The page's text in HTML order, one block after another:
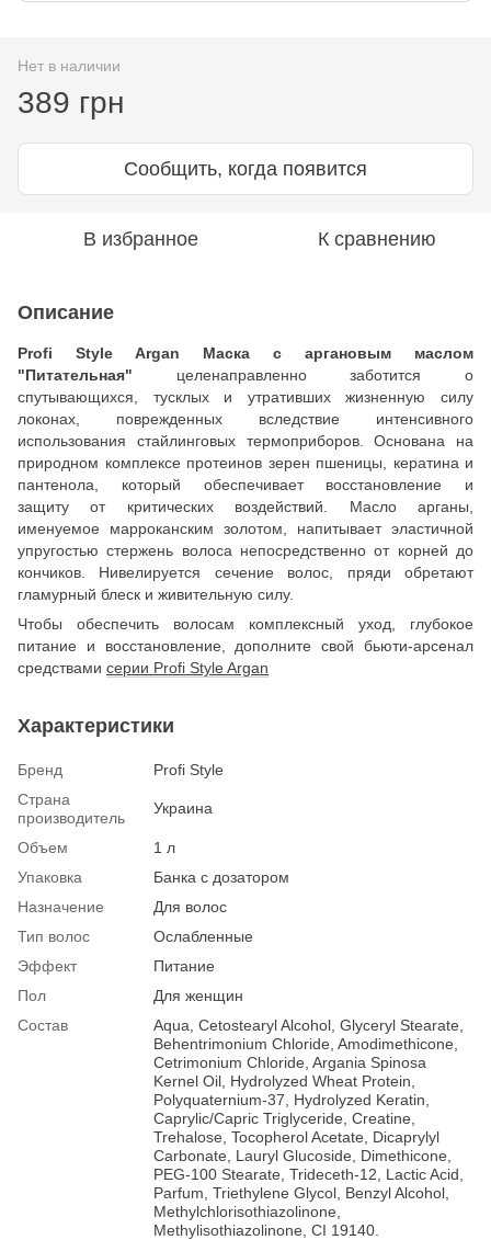
Нет в наличии
389 грн
Сообщить, когда появится
В избранное К сравнению
Описание
Profi Style Argan Маска с аргановым маслом
"Питательная" целенаправленно заботится о
спутывающихся, тусклых и утративших жизненную силу
локонах, поврежденных вследствие интенсивного
использования стайлинговых термоприборов. Основана на
природном комплексе протеинов зерен пшеницы, кератина и
пантенола, который обеспечивает восстановление и
защиту от критических воздействий. Масло арганы,
именуемое марроканским золотом, напитывает эластичной
упругостью стержень волоса непосредственно от корней до
кончиков. Нивелируется сечение волос, пряди обретают
гламурный блеск и живительную силу.
Чтобы обеспечить волосам комплексный уход, глубокое
питание и восстановление, дополните свой бьюти-арсенал
средствами серии Profi Style Argan
Характеристики
Бренд
Profi Style
Страна
производитель
Украина
Объем
1 л
Упаковка
Банка с дозатором
Назначение
Для волос
Тип волос
Ослабленные
Эффект
Питание
Пол
Для женщин
Состав
Aqua, Cetostearyl Alcohol, Glyceryl Stearate,
Behentrimonium Chloride, Amodimethicone,
Cetrimonium Chloride, Argania Spinosa
Kernel Oil, Hydrolyzed Wheat Protein,
Polyquaternium-37, Hydrolyzed Keratin,
Caprylic/Capric Triglyceride, Creatine,
Trehalose, Tocopherol Acetate, Dicaprylyl
Carbonate, Lauryl Glucoside, Dimethicone,
PEG-100 Stearate, Trideceth-12, Lactic Acid,
Parfum, Triethylene Glycol, Benzyl Alcohol,
Methylchlorisothiazolinone,
Methylisothiazolinone, CI 19140.